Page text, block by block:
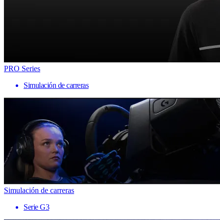
PRO Series
Simulación de carreras
Simulación de carreras
Serie G3